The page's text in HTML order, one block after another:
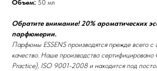
Объем: 50 мл
Обратите внимание! 20% ароматических
парфюмерии.
Парфюмы ESSENS производятся прежде всего
качество. Наше производство
Practice), ISO 9001-2008 и находится под